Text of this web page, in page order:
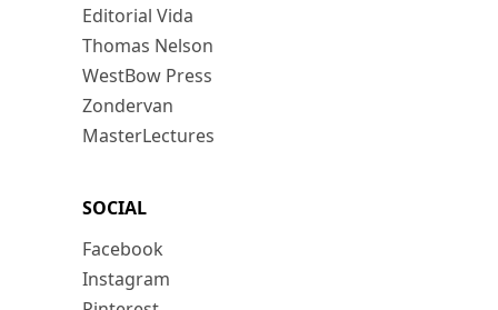
Editorial Vida
Thomas Nelson
WestBow Press
Zondervan
MasterLectures
SOCIAL
Facebook
Instagram